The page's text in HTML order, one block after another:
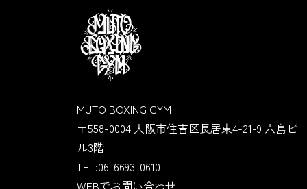
MUTO BOXING GYM
〒558-0004 大阪市住吉区長居東4-21-9 六島ビ
ル3階
TEL:06-6693-0610